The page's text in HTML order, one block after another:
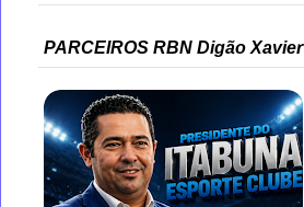
PARCEIROS RBN Digão Xavier